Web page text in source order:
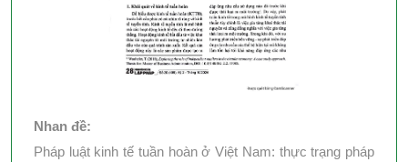
Nhan đề:
Pháp luật kinh tế tuần hoàn ở Việt Nam: thực trạng pháp